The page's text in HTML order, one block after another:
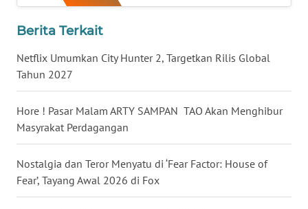
Berita Terkait
Netflix Umumkan City Hunter 2, Targetkan Rilis Global
Tahun 2027
Hore ! Pasar Malam ARTY SAMPAN TAO Akan Menghibur
Masyrakat Perdagangan
Nostalgia dan Teror Menyatu di ‘Fear Factor: House of
Fear’, Tayang Awal 2026 di Fox
BABEL
WN
WN
SUMSEL
WN
BENGKULU